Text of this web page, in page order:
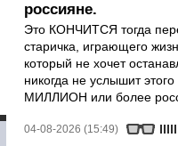
россияне.
Это КОНЧИТСЯ тогда
старичка, играющего
который не хочет
никогда не услышит
МИЛЛИОН или более
04-08-2026 (15:49)